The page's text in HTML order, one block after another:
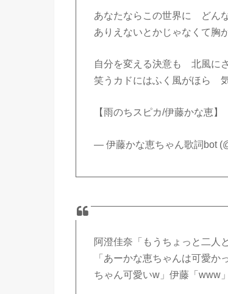
あなたならこの世界に どん
ありえないとかじゃなくて胸
自分を変える決意も 北風に
笑うカドにはふく風がほら
【雨のちスピカ/伊藤かな恵】
— 伊藤かな恵ちゃん歌詞bot
阿澄佳奈「もうちょっと二人
「あーかな恵ちゃんは可愛
ちゃん可愛いw」伊藤「www